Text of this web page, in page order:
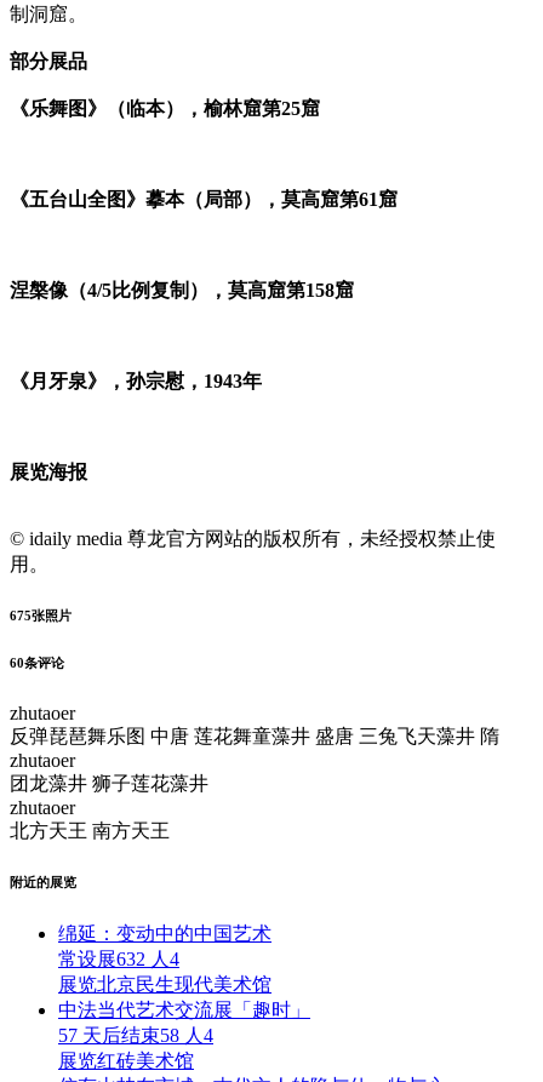
制洞窟。
部分展品
《乐舞图》（临本），榆林窟第25窟
《五台山全图》摹本（局部），莫高窟第61窟
涅槃像（4/5比例复制），莫高窟第158窟
《月牙泉》，孙宗慰，1943年
展览海报
© idaily media 尊龙官方网站的版权所有，未经授权禁止使
用。
675张照片
60条评论
zhutaoer
反弹琵琶舞乐图 中唐 莲花舞童藻井 盛唐 三兔飞天藻井 隋
zhutaoer
团龙藻井 狮子莲花藻井
zhutaoer
北方天王 南方天王
附近的展览
绵延：变动中的中国艺术
常设展632 人 4
展览北京民生现代美术馆
中法当代艺术交流展「趣时」
57 天后结束58 人 4
展览红砖美术馆